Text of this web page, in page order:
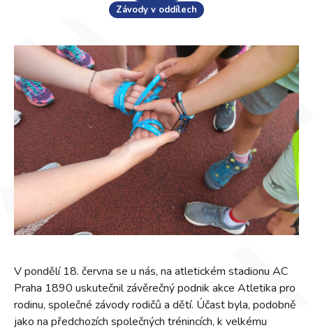
Závody v oddílech
V pondělí 18. června se u nás, na atletickém stadionu AC
Praha 1890 uskutečnil závěrečný podnik akce Atletika pro
rodinu, společné závody rodičů a dětí. Účast byla, podobně
jako na předchozích společných trénincích, k velkému